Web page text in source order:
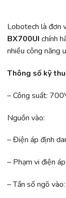
Lobotech là đơn
BX700UI chính
nhiều công năng
Thông số kỹ
– Công suất:
Nguồn vào:
– Điện áp định
– Phạm vi điện
– Tần số ngõ